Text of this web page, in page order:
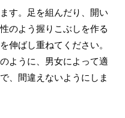
す。足を組んだり、開い
のよう握りこぶしを作る
伸ばし重ねてください。
ように、男女によって適
、間違えないようにしま